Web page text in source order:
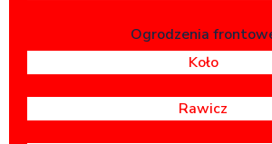
Ogrodzenia
Koło
Rawicz